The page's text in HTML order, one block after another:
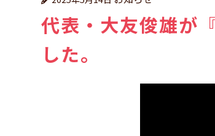
代表・大友俊雄が
した。